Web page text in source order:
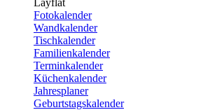
Layflat
Fotokalender
Wandkalender
Tischkalender
Familienkalender
Terminkalender
Küchenkalender
Jahresplaner
Geburtstagskalender